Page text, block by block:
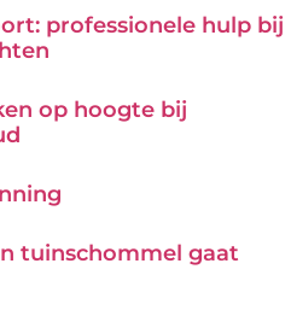
professionele hulp bij
op hoogte bij
tuinschommel gaat